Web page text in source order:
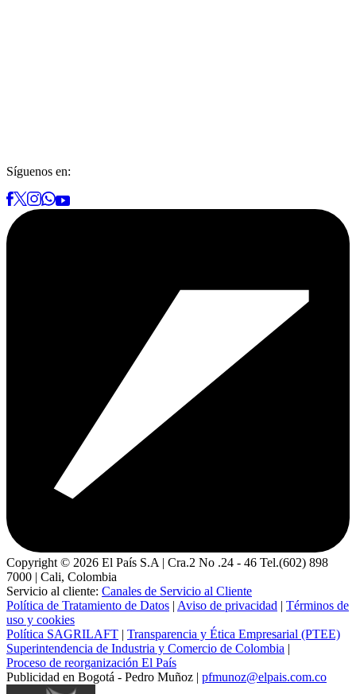
Síguenos en:
Copyright © 2026 El País S.A | Cra.2 No .24 - 46 Tel.(602) 898
7000 | Cali, Colombia
Servicio al cliente: Canales de Servicio al Cliente
Política de Tratamiento de Datos | Aviso de privacidad | Términos de
uso y cookies
Política SAGRILAFT | Transparencia y Ética Empresarial (PTEE)
Superintendencia de Industria y Comercio de Colombia |
Proceso de reorganización El País
Publicidad en Bogotá - Pedro Muñoz | pfmunoz@elpais.com.co